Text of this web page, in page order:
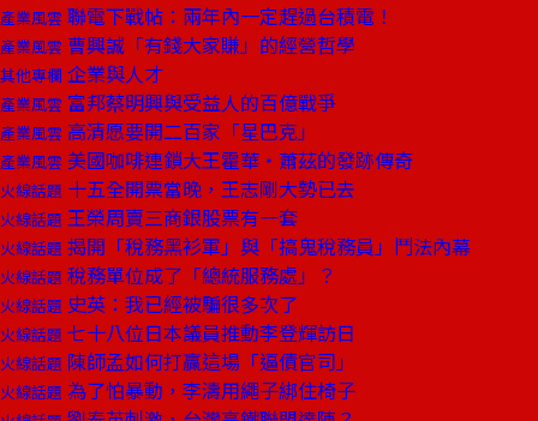
產業風雲 聯電下戰帖：兩年內一定趕過台積電！
產業風雲 曹興誠「有錢大家賺」的經營哲學
其他專欄 企業與人才
產業風雲 富邦蔡明興與受益人的百億戰爭
產業風雲 高清愿要開二百家「星巴克」
產業風雲 美國咖啡連鎖大王霍華‧蕭茲的發跡傳奇
火線話題 十五全開票當晚，王志剛大勢已去
火線話題 王榮周賣三商銀股票有一套
火線話題 揭開「稅務黑衫軍」與「搞鬼稅務員」鬥法內幕
火線話題 稅務單位成了「總統服務處」？
火線話題 史英：我已經被騙很多次了
火線話題 七十八位日本議員推動李登輝訪日
火線話題 陳師孟如何打贏這場「逼債官司」
火線話題 為了怕暴動，李濤用繩子綁住椅子